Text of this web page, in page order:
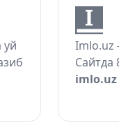
уй
Imlo.uz
Сайтда
imlo.uz